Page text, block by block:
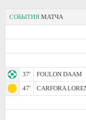
СОБЫТИЯ МАТЧА
37'
FOULON DAAM
47'
CARFORA